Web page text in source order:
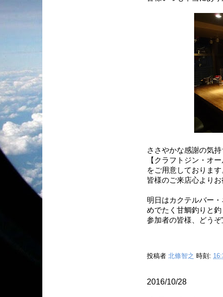
ささやかな感謝の気
【クラフトジン・オ
をご用意しております
皆様のご来店心より
明日はカクテルバー
めでたく甘鯛釣りと
参加者の皆様、どう
投稿者 北條智之 時刻:
2016/10/28